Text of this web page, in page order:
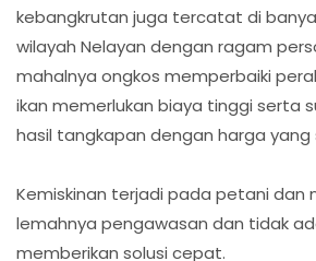
kebangkrutan juga tercatat di
wilayah Nelayan dengan ragam
mahalnya ongkos memperbaiki
ikan memerlukan biaya tinggi serta
hasil tangkapan dengan harga yang
Kemiskinan terjadi pada petani dan
lemahnya pengawasan dan tidak
memberikan solusi cepat.